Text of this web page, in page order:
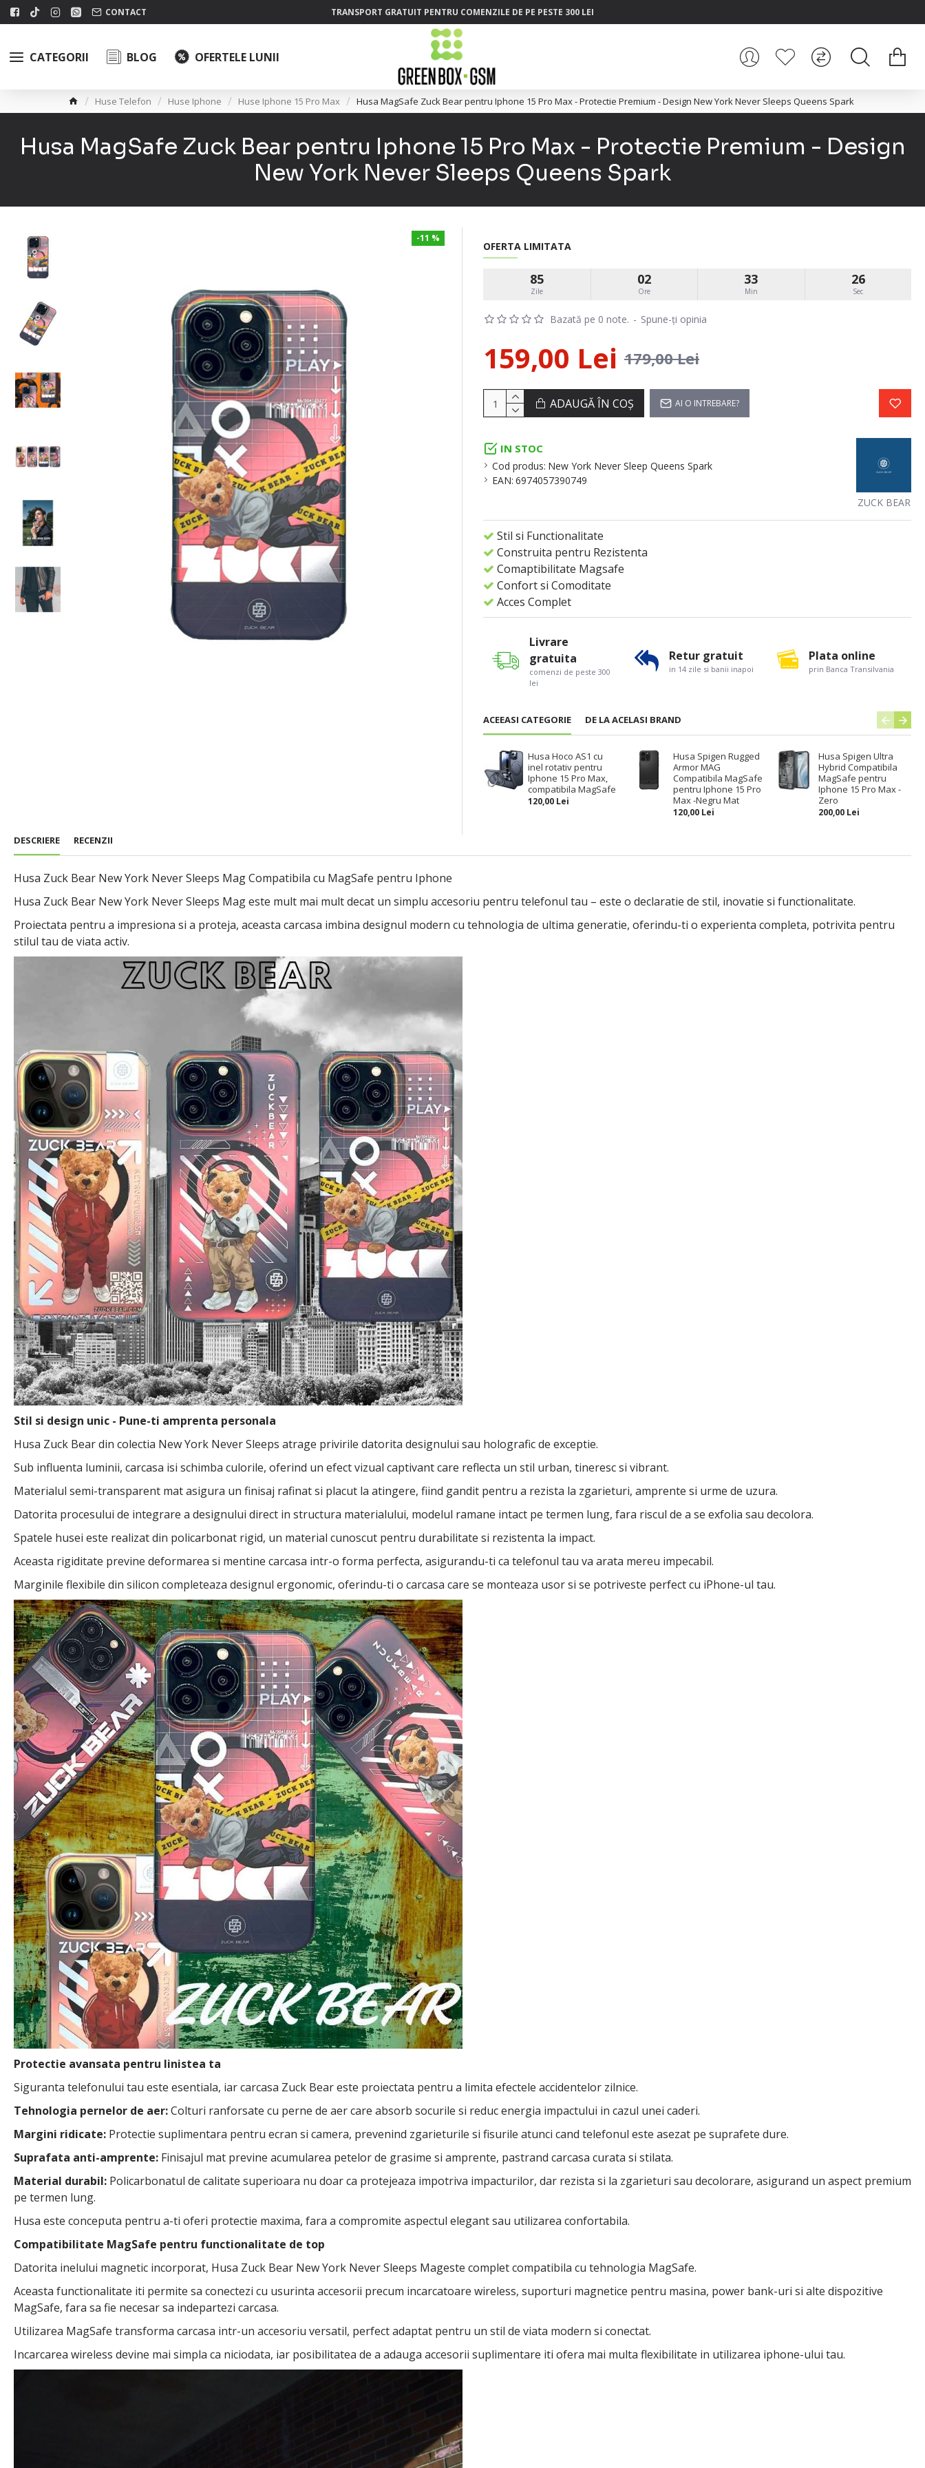
CONTACT TRANSPORT GRATUIT PENTRU COMENZILE DE PE PESTE 300 LEI
CATEGORII BLOG OFERTELE LUNII
Huse Telefon Huse Iphone Huse Iphone 15 Pro Max Husa MagSafe Zuck Bear pentru Iphone 15 Pro Max - Protectie Premium - Design New York Never Sleeps Queens Spark
Husa MagSafe Zuck Bear pentru Iphone 15 Pro Max - Protectie Premium - Design
New York Never Sleeps Queens Spark
-11 %
IN STOC
Cod produs: New York Never Sleep Queens Spark
EAN: 6974057390749
ZUCK BEAR
Stil si Functionalitate
Construita pentru Rezistenta
Comaptibilitate Magsafe
Confort si Comoditate
Acces Complet
Bazată pe 0 note. - Spune-ţi opinia
OFERTA LIMITATA
85
Zile
02
Ore
33
Min
25
Sec
159,00 Lei 179,00 Lei
ADAUGĂ ÎN COŞ AI O INTREBARE?
ACEEASI CATEGORIE DE LA ACELASI BRAND
Husa Hoco AS1 cu
inel rotativ pentru
Iphone 15 Pro Max,
compatibila MagSafe
120,00 Lei
Husa Spigen Rugged
Armor MAG
Compatibila MagSafe
pentru Iphone 15 Pro
Max -Negru Mat
120,00 Lei
Husa Spigen Ultra
Hybrid Compatibila
MagSafe pentru
Iphone 15 Pro Max -
Zero
200,00 Lei
Livrare
gratuita
comenzi de peste 300
lei
Retur gratuit
in 14 zile si banii inapoi
Plata online
prin Banca Transilvania
DESCRIERE RECENZII
Husa Zuck Bear New York Never Sleeps Mag Compatibila cu MagSafe pentru Iphone
Husa Zuck Bear New York Never Sleeps Mag este mult mai mult decat un simplu accesoriu pentru telefonul tau – este o declaratie de stil, inovatie si functionalitate.
Proiectata pentru a impresiona si a proteja, aceasta carcasa imbina designul modern cu tehnologia de ultima generatie, oferindu-ti o experienta completa, potrivita pentru
stilul tau de viata activ.
Stil si design unic - Pune-ti amprenta personala
Husa Zuck Bear din colectia New York Never Sleeps atrage privirile datorita designului sau holografic de exceptie.
Sub influenta luminii, carcasa isi schimba culorile, oferind un efect vizual captivant care reflecta un stil urban, tineresc si vibrant.
Materialul semi-transparent mat asigura un finisaj rafinat si placut la atingere, fiind gandit pentru a rezista la zgarieturi, amprente si urme de uzura.
Datorita procesului de integrare a designului direct in structura materialului, modelul ramane intact pe termen lung, fara riscul de a se exfolia sau decolora.
Spatele husei este realizat din policarbonat rigid, un material cunoscut pentru durabilitate si rezistenta la impact.
Aceasta rigiditate previne deformarea si mentine carcasa intr-o forma perfecta, asigurandu-ti ca telefonul tau va arata mereu impecabil.
Marginile flexibile din silicon completeaza designul ergonomic, oferindu-ti o carcasa care se monteaza usor si se potriveste perfect cu iPhone-ul tau.
Protectie avansata pentru linistea ta
Siguranta telefonului tau este esentiala, iar carcasa Zuck Bear este proiectata pentru a limita efectele accidentelor zilnice.
Tehnologia pernelor de aer:Colturi ranforsate cu perne de aer care absorb socurile si reduc energia impactului in cazul unei caderi.
Margini ridicate: Protectie suplimentara pentru ecran si camera, prevenind zgarieturile si fisurile atunci cand telefonul este asezat pe suprafete dure.
Suprafata anti-amprente: Finisajul mat previne acumularea petelor de grasime si amprente, pastrand carcasa curata si stilata.
Material durabil: Policarbonatul de calitate superioara nu doar ca protejeaza impotriva impacturilor, dar rezista si la zgarieturi sau decolorare, asigurand un aspect premium
pe termen lung.
Husa este conceputa pentru a-ti oferi protectie maxima, fara a compromite aspectul elegant sau utilizarea confortabila.
Compatibilitate MagSafe pentru functionalitate de top
Datorita inelului magnetic incorporat, Husa Zuck Bear New York Never Sleeps Mageste complet compatibila cu tehnologia MagSafe.
Aceasta functionalitate iti permite sa conectezi cu usurinta accesorii precum incarcatoare wireless, suporturi magnetice pentru masina, power bank-uri si alte dispozitive
MagSafe, fara sa fie necesar sa indepartezi carcasa.
Utilizarea MagSafe transforma carcasa intr-un accesoriu versatil, perfect adaptat pentru un stil de viata modern si conectat.
Incarcarea wireless devine mai simpla ca niciodata, iar posibilitatea de a adauga accesorii suplimentare iti ofera mai multa flexibilitate in utilizarea iphone-ului tau.